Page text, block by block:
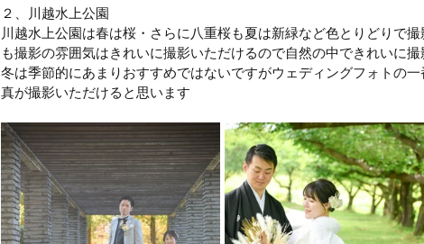
２、川越水上公園
川越水上公園は春は桜・さらに八重桜も夏は新緑など色とりどりで
も撮影の雰囲気はきれいに撮影いただけるので自然の中できれいに撮
冬は季節的にあまりおすすめではないですがウェディングフォトの
真が撮影いただけると思います